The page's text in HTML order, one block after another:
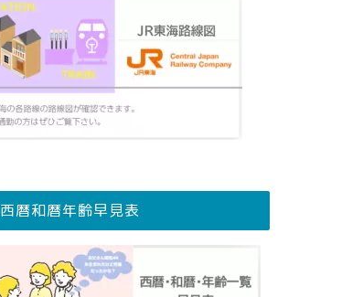
西暦和暦年齢早見表